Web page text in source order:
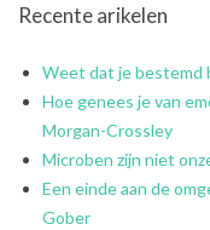
Recente arikelen
Weet dat je bestemd
Hoe genees je van
Morgan-Crossley
Microben zijn niet
Een einde aan de
Gober